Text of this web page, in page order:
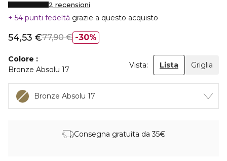
2 recensioni
54 punti fedeltà grazie a questo acquisto
30%
54,53 €77,90 €
Colore
Bronze Absolu 17
Vista: Lista Griglia
Bronze Absolu 17
Consegna gratuita da 35€